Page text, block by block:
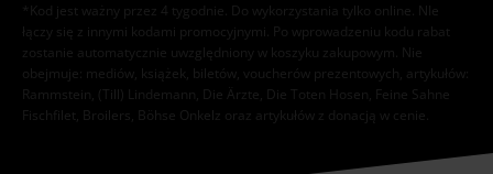
*Kod jest ważny przez 4 tygodnie. Do wykorzystania tylko online. NIe
łączy się z innymi kodami promocyjnymi. Po wprowadzeniu kodu rabat
zostanie automatycznie uwzględniony w koszyku zakupowym. Nie
obejmuje: mediów, książek, biletów, voucherów prezentowych, artykułów:
Rammstein, (Till) Lindemann, Die Ärzte, Die Toten Hosen, Feine Sahne
Fischfilet, Broilers, Böhse Onkelz oraz artykułów z donacją w cenie.